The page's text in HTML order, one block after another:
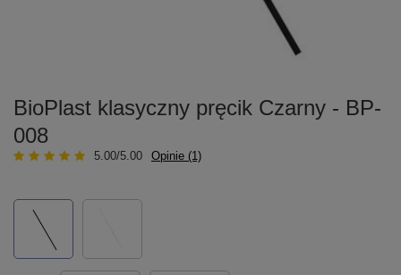
BioPlast klasyczny pręcik Czarny - BP-
008
5.00/5.00 Opinie (1)